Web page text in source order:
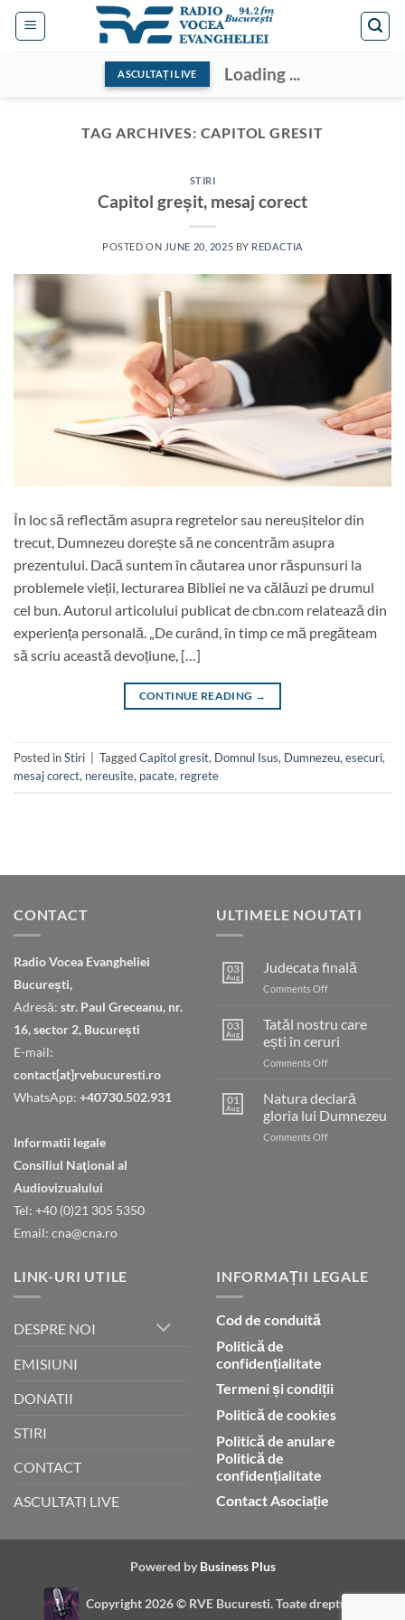
Skip
ASCULTAȚI LIVE Loading ...
TAG ARCHIVES: CAPITOL GRESIT
STIRI
Capitol greșit, mesaj corect
POSTED ON JUNE 20, 2025 BY REDACTIA
În loc să reflectăm asupra regretelor sau nereușitelor din
trecut, Dumnezeu dorește să ne concentrăm asupra
prezentului. Dacă suntem în căutarea unor răspunsuri la
problemele vieții, lecturarea Bibliei ne va călăuzi pe drumul
cel bun. Autorul articolului publicat de cbn.com relatează din
experiența personală. „De curând, în timp ce mă pregăteam
să scriu această devoțiune, […]
CONTINUE READING →
Posted inStiri TaggedCapitol gresit, Domnul Isus, Dumnezeu, esecuri,
mesaj corect, nereusite, pacate, regrete
CONTACT
Radio Vocea Evangheliei
București,
Adresă: str. Paul Greceanu, nr.
16, sector 2, București
E-mail:
contact[at]rvebucuresti.ro
WhatsApp: +40730.502.931
Informatii legale
Consiliul Naţional al
Audiovizualului
Tel: +40 (0)21 305 5350
Email: cna@cna.ro
ULTIMELE NOUTATI
03
Aug
Judecata finală
Comments Offon
03
Aug
Tatăl nostru care
ești în ceruri
Comments Offon
nostru
care
ești
în
01
Aug
Natura declară
gloria lui Dumnezeu
Comments Offon
LINK-URI UTILE
DESPRE NOI
EMISIUNI
DONATII
STIRI
CONTACT
ASCULTATI LIVE
INFORMAȚII LEGALE
Cod de conduită
Politică de
confidențialitate
Termeni și condiții
Politică de cookies
Politică de anulare
Politică de
confidențialitate
Contact Asociație
Powered by Business Plus
Copyright 2026 © RVE Bucuresti. Toate drepturile